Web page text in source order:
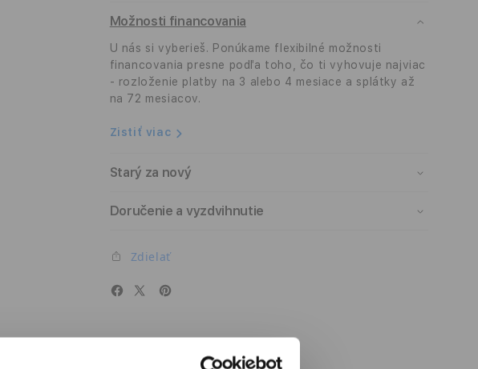
Sport
Loop
(Seasonal
Spring
2022)
Sport
Loop
(Seasonal
Spring
2022)
Možnosti financovania
U nás si vyberieš. Ponúkame flexibilné možnosti
financovania presne podľa toho, čo ti vyhovuje najviac
- rozloženie platby na 3 alebo 4 mesiace a splátky až
na 72 mesiacov.
Zistiť viac
Starý za nový
Doručenie a vyzdvihnutie
Zdielať